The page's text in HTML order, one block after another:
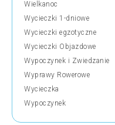
Wielkanoc
Wycieczki 1-dniowe
Wycieczki egzotyczne
Wycieczki Objazdowe
Wypoczynek i Zwiedzanie
Wyprawy Rowerowe
Wycieczka
Wypoczynek